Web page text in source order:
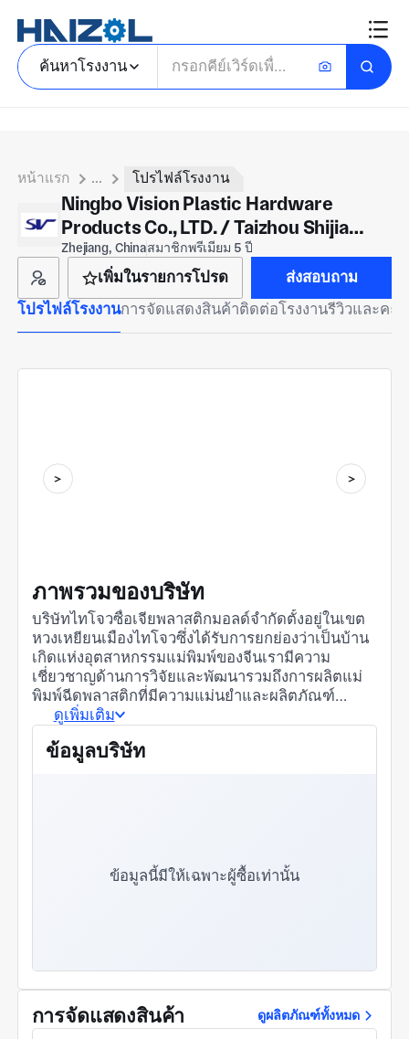
ค้นหาโรงงาน
หน้าแรก ... โปรไฟล์โรงงาน
Ningbo Vision Plastic Hardware
Products Co., LTD. / Taizhou Shijia
Plastic Mold Co., LTD
Zhejiang, Chinaสมาชิกพรีเมียม 5 ปี
เพิ่มในรายการโปรด
ส่งสอบถาม
โปรไฟล์โรงงานการจัดแสดงสินค้าติดต่อโรงงานรีวิวและคะ
ภาพรวมของบริษัท
บริษัทไทโจวซื่อเจียพลาสติกมอลด์จำกัดตั้งอยู่ในเขต
หวงเหยียนเมืองไทโจวซึ่งได้รับการยกย่องว่าเป็นบ้าน
เกิดแห่งอุตสาหกรรมแม่พิมพ์ของจีนเรามีความ
เชี่ยวชาญด้านการวิจัยและพัฒนารวมถึงการผลิตแม่
พิมพ์ฉีดพลาสติกที่มีความแม่นยำและผลิตภัณฑ์
พลาสติกหลากหลายชนิดเราควรมุ่งเน้นการพัฒนา
ขึ้นรูปพลาสติกเพื่อให้สามารถตอบสนองความต้องการ
และความชำนาญเฉพาะทางอย่างสม่ำเสมอใน
อุตสาหกรรมแม่พิมพ์และผลิตภัณฑ์พลาสติกภายหลังค
อาศัยทีมนี้และยึดมั่นในข้อกำหนดที่เข้มงวดของลูกค้า
ดำเนินงานขององค์กรที่มีประสิทธิภาพสูง ธุรกิจหลัก:
การพัฒนาแม่พิมพ์ฉีดพลาสติก (ชิ้นส่วนพลาสติก
ดูเพิ่มเติม
ข้อมูลบริษัท
ข้อมูลนี้มีให้เฉพาะผู้ซื้อเท่านั้น
การจัดแสดงสินค้า ดูผลิตภัณฑ์ทั้งหมด